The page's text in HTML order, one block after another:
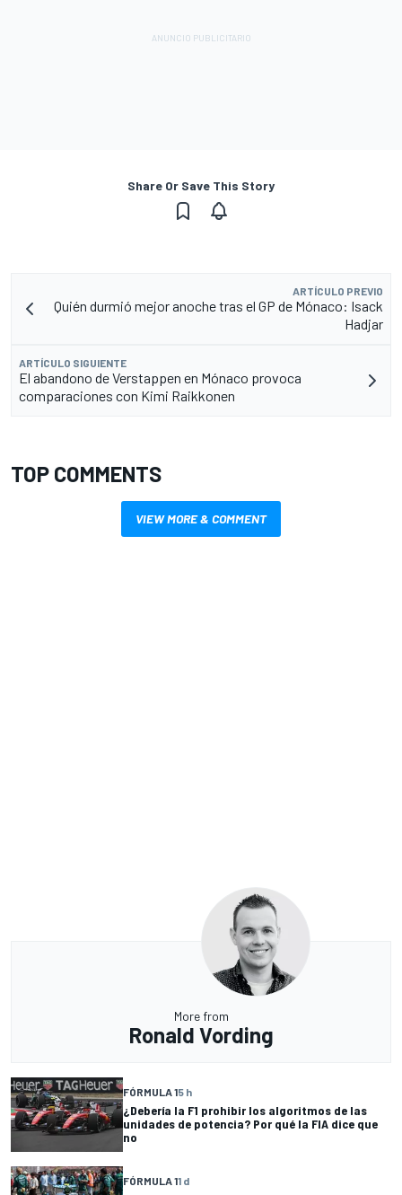
Share Or Save This Story
ARTÍCULO PREVIO
Quién durmió mejor anoche tras el GP de Mónaco: Isack
Hadjar
ARTÍCULO SIGUIENTE
El abandono de Verstappen en Mónaco provoca
comparaciones con Kimi Raikkonen
TOP COMMENTS
VIEW MORE & COMMENT
More from
Ronald Vording
FÓRMULA 15 h
¿Debería la F1 prohibir los algoritmos de las
unidades de potencia? Por qué la FIA dice que
no
FÓRMULA 11 d